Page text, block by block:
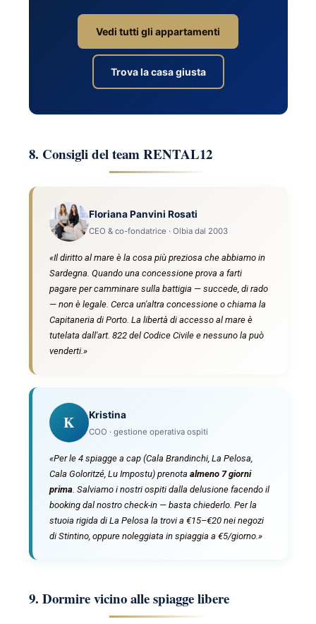
Vedi tutti gli appartamenti
Trova la casa giusta
8. Consigli del team RENTAL12
Floriana Panvini Rosati
CEO & co-fondatrice · Olbia dal 2003
«Il diritto al mareè la cosa più preziosa che abbiamo in
Sardegna. Quando una concessione prova a farti
pagare per camminare sulla battigia — succede, di rado
— non è legale. Cerca un'altra concessione o chiama la
Capitaneria di Porto. La libertà di accesso al mare è
tutelata dall'art. 822 del Codice Civile e nessuno la può
venderti.»
K Kristina
COO · gestione operativa ospiti
«Per le 4 spiagge a cap (Cala Brandinchi, La Pelosa,
Cala Goloritzé, Lu Impostu) prenota almeno 7 giorni
prima. Salviamo i nostri ospiti dalla delusione facendo il
booking dal nostro check-in — basta chiederlo. Per la
stuoia rigida di La Pelosa la trovi a €15–€20 nei negozi
di Stintino, oppure noleggiata in spiaggia a €5/giorno.»
9. Dormire vicino alle spiagge libere